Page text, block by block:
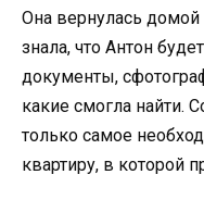
Она вернулась
знала, что Антон
документы,
какие смогла
только самое
квартиру, в которой